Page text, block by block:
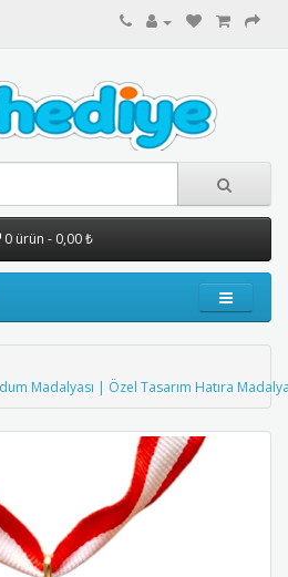
0 ürün - 0,00 ₺
Madalyası | Özel Tasarım Hatıra